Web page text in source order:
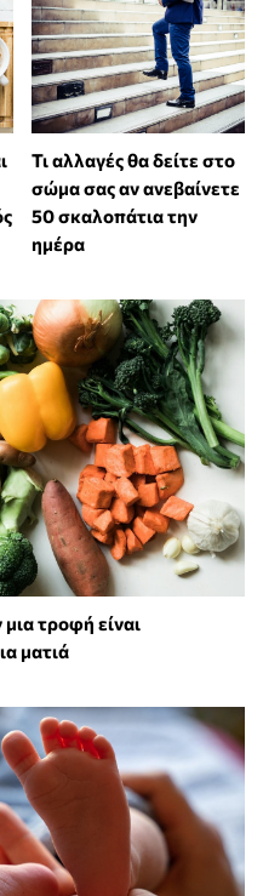
Τι αλλαγές θα δείτε στο
σώμα σας αν ανεβαίνετε
50 σκαλοπάτια την
ημέρα
τροφή είναι
ματιά